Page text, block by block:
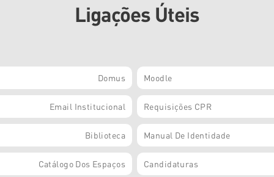
Ligações Úteis
Domus Moodle
Email Institucional Requisições CPR
Biblioteca Manual De Identidade
Catálogo Dos Espaços Candidaturas